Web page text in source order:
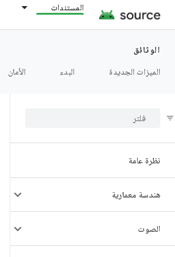
المستندات
الوثائق
الميزات الجديدة
البدء الأمان
نظرة عامة
هندسة معمارية
الصوت